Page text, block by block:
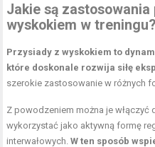
Jakie są
wyskokiem w treningu?
Przysiady z wyskokiem to
które doskonale rozwija siłę
szerokie zastosowanie w różnych
Z powodzeniem można je
wykorzystać jako aktywną formę
interwałowych.W ten sposób